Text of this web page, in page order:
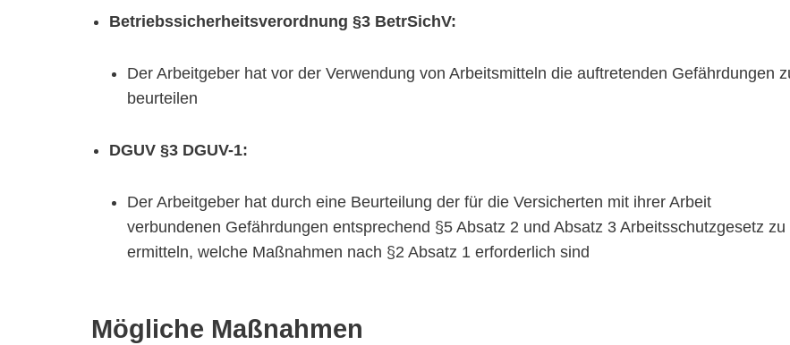
Betriebssicherheitsverordnung §3 BetrSichV:
Der Arbeitgeber hat vor der Verwendung von Arbeitsmitteln die auftretenden Gefährdungen
beurteilen
DGUV §3 DGUV-1:
Der Arbeitgeber hat durch eine Beurteilung der für die Versicherten mit ihrer Arbeit
verbundenen Gefährdungen entsprechend §5 Absatz 2 und Absatz 3 Arbeitsschutzgesetz zu
ermitteln, welche Maßnahmen nach §2 Absatz 1 erforderlich sind
Mögliche Maßnahmen